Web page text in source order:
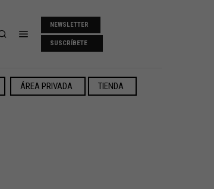
NEWSLETTER
SUSCRÍBETE
ÁREA PRIVADA TIENDA